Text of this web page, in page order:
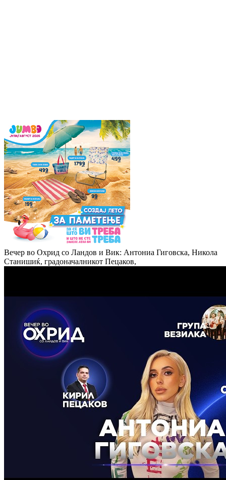
Вечер во Охрид со Ландов и Вик: Антониа Гиговска, Никола
Станишиќ, градоначалникот Пецаков,